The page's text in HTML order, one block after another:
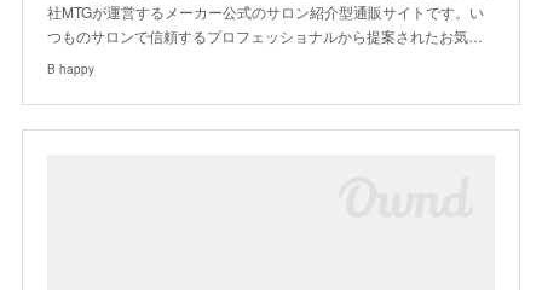
社MTGが運営するメーカー公式のサロン紹介型通販サイトです。い
つものサロンで信頼するプロフェッショナルから提案されたお気…
B happy